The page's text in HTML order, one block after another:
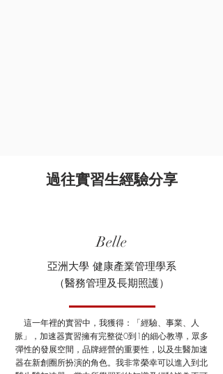
​過往實習生經驗分享
Belle
亞洲大學 健康產業管理學系
（醫務管理及長期照護）
這一年裡的實習中，我獲得：「經驗、事業、人
脈」，加速器實習擁有完整從0到1的細心教導，眾多
彈性的發展空間，品牌經營的重要性，以及生醫加速
器在新創圈所扮演的角色。我非常榮幸可以進入到北